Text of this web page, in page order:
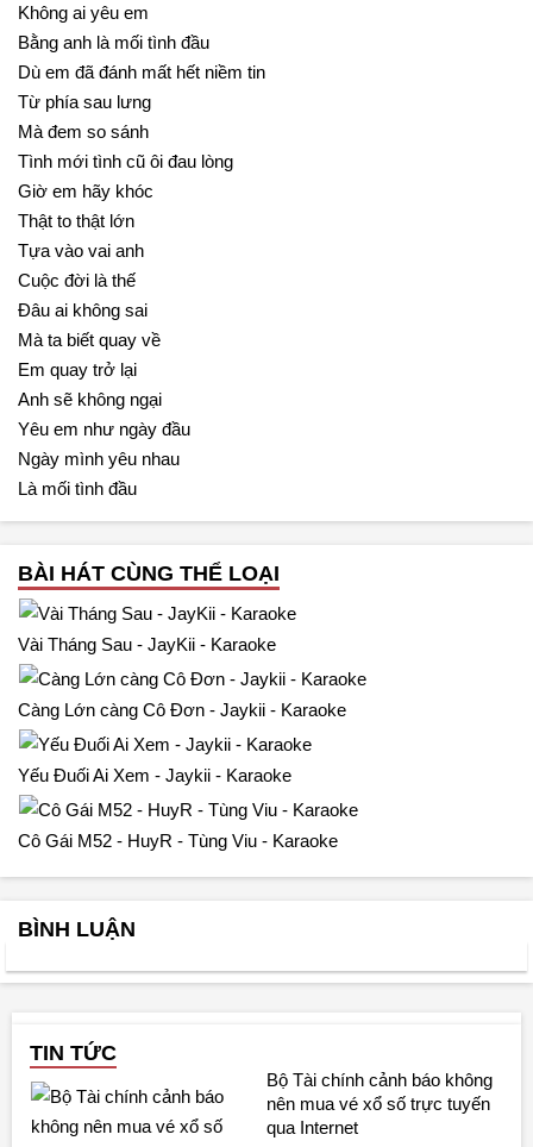
Không ai yêu em
Bằng anh là mối tình đầu
Dù em đã đánh mất hết niềm tin
Từ phía sau lưng
Mà đem so sánh
Tình mới tình cũ ôi đau lòng
Giờ em hãy khóc
Thật to thật lớn
Tựa vào vai anh
Cuộc đời là thế
Đâu ai không sai
Mà ta biết quay về
Em quay trở lại
Anh sẽ không ngại
Yêu em như ngày đầu
Ngày mình yêu nhau
Là mối tình đầu
BÀI HÁT CÙNG THỂ LOẠI
Vài Tháng Sau - JayKii - Karaoke
Càng Lớn càng Cô Đơn - Jaykii - Karaoke
Yếu Đuối Ai Xem - Jaykii - Karaoke
Cô Gái M52 - HuyR - Tùng Viu - Karaoke
BÌNH LUẬN
TIN TỨC
Bộ Tài chính cảnh báo không
nên mua vé xổ số trực tuyến
qua Internet